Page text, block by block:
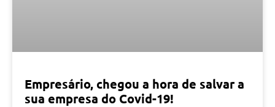
Empresário, chegou a hora de salvar a
sua empresa do Covid-19!